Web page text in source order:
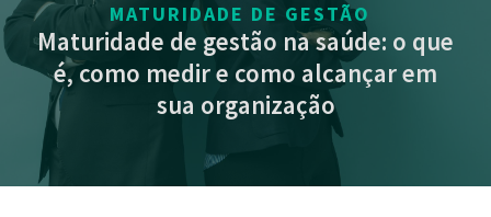
MATURIDADE DE GESTÃO
Maturidade de gestão na saúde: o que
é, como medir e como alcançar em
sua organização